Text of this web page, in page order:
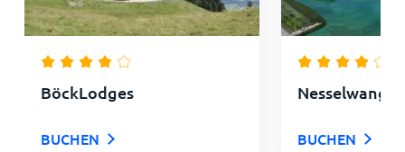
BöckLodges
BUCHEN BUCHEN